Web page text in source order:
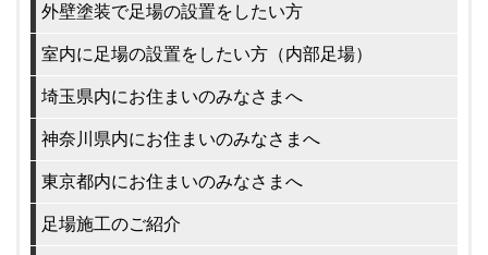
外壁塗装で足場の設置をしたい方
室内に足場の設置をしたい方（内部足場）
埼玉県内にお住まいのみなさまへ
神奈川県内にお住まいのみなさまへ
東京都内にお住まいのみなさまへ
足場施工のご紹介